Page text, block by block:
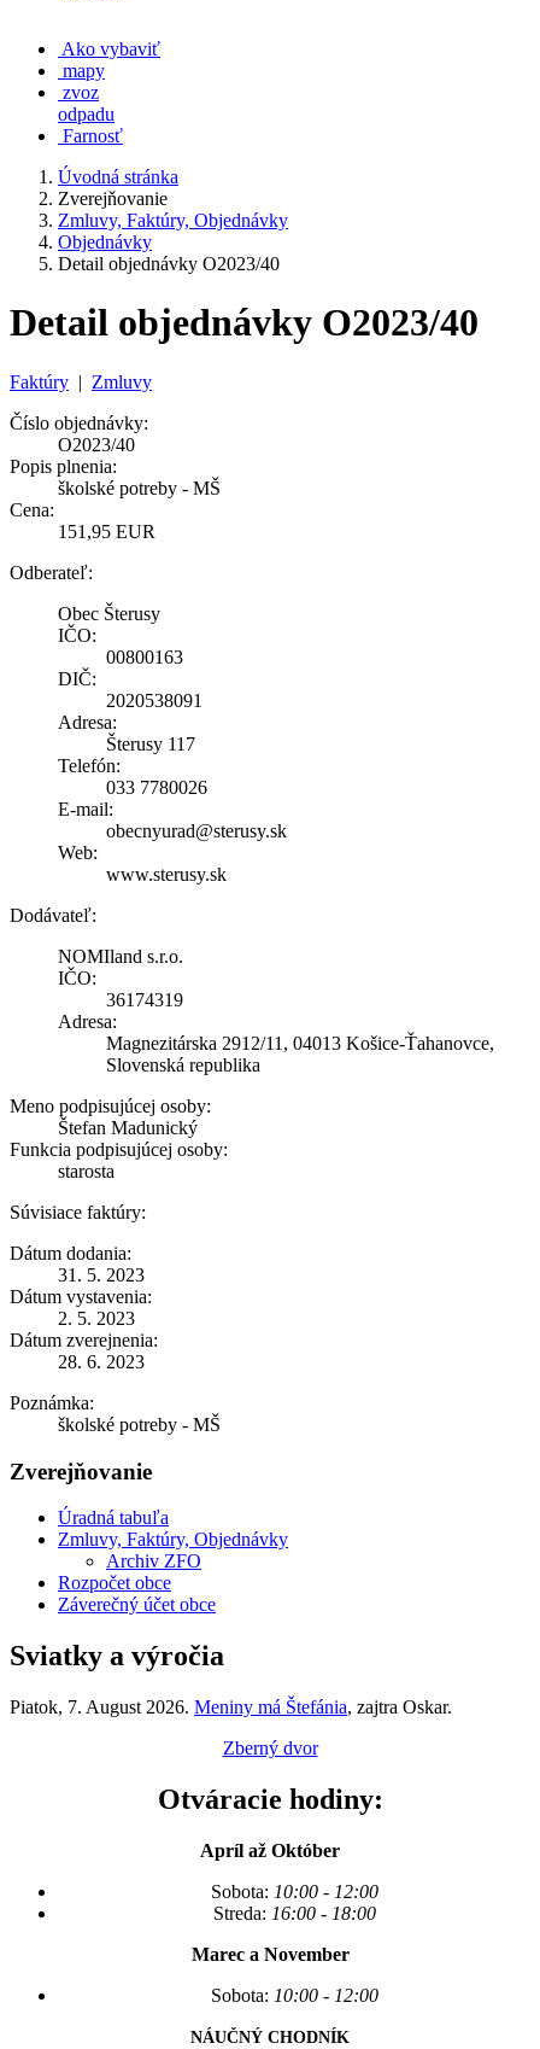
Ako vybaviť
mapy
zvoz
odpadu
Farnosť
Úvodná stránka
Zverejňovanie
Zmluvy, Faktúry, Objednávky
Objednávky
Detail objednávky O2023/40
Detail objednávky O2023/40
Faktúry | Zmluvy
Číslo objednávky:
O2023/40
Popis plnenia:
školské potreby - MŠ
Cena:
151,95 EUR
Odberateľ:
Obec Šterusy
IČO:
00800163
DIČ:
2020538091
Adresa:
Šterusy 117
Telefón:
033 7780026
E-mail:
obecnyurad@sterusy.sk
Web:
www.sterusy.sk
Dodávateľ:
NOMIland s.r.o.
IČO:
36174319
Adresa:
Magnezitárska 2912/11, 04013 Košice-Ťahanovce,
Slovenská republika
Meno podpisujúcej osoby:
Štefan Madunický
Funkcia podpisujúcej osoby:
starosta
Súvisiace faktúry:
Dátum dodania:
31. 5. 2023
Dátum vystavenia:
2. 5. 2023
Dátum zverejnenia:
28. 6. 2023
Poznámka:
školské potreby - MŠ
Zverejňovanie
Úradná tabuľa
Zmluvy, Faktúry, Objednávky
Archiv ZFO
Rozpočet obce
Záverečný účet obce
Sviatky a výročia
Piatok, 7. August 2026. Meniny má Štefánia, zajtra Oskar.
Zberný dvor
Otváracie hodiny:
Apríl až Október
Sobota: 10:00 - 12:00
Streda: 16:00 - 18:00
Marec a November
Sobota: 10:00 - 12:00
NÁUČNÝ CHODNÍK